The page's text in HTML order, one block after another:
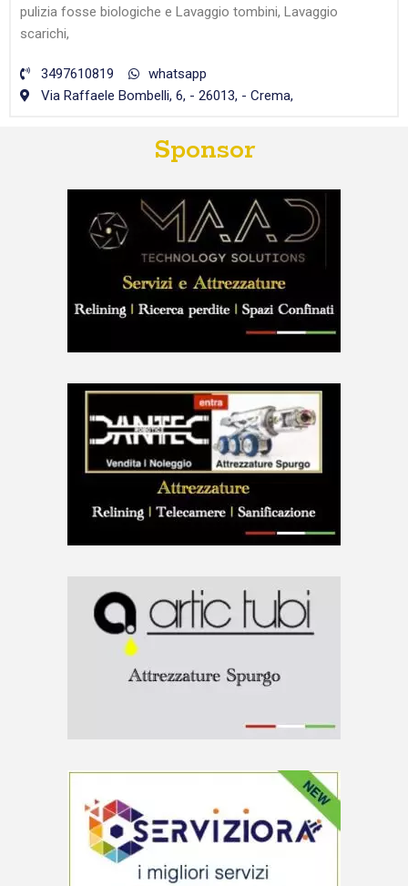
pulizia fosse biologiche e Lavaggio tombini, Lavaggio
scarichi,
3497610819
whatsapp
Via Raffaele Bombelli, 6, - 26013, - Crema,
Sponsor